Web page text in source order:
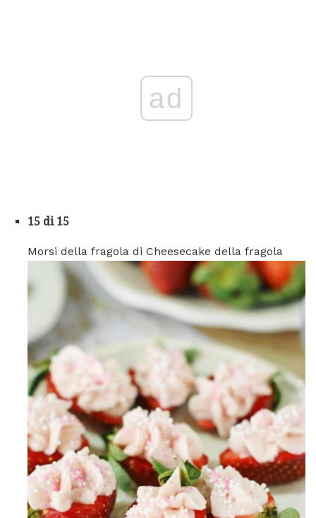
ad
15 di 15
Morsi della fragola di Cheesecake della fragola